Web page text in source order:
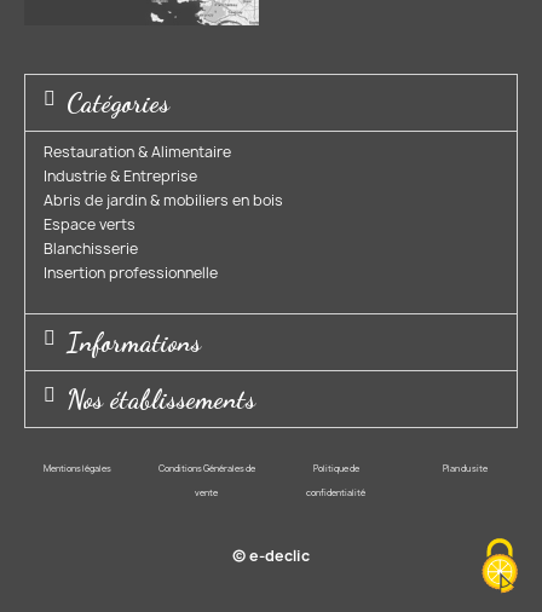
Catégories
Restauration & Alimentaire
Industrie & Entreprise​
Abris de jardin & mobiliers en bois​
Espace verts​
Blanchisserie​
Insertion professionnelle​
Informations
Nos établissements
Mentions légales Conditions Générales de
vente
Politique de
confidentialité
Plan du site
© e-declic